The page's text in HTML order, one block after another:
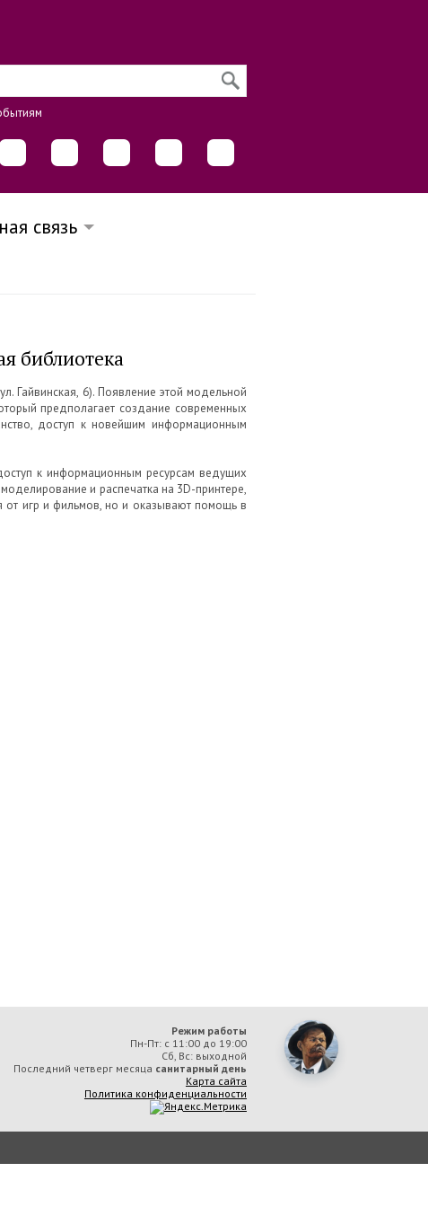
связь
библиотека
Гайвинская, 6). Появление этой модельной
предполагает создание современных
доступ к новейшим информационным
к информационным ресурсам ведущих
и распечатка на 3D-принтере,
от игр и фильмов, но и оказывают помощь в
Режим работы
Пн-Пт: с 11:00 до 19:00
Сб, Вс: выходной
Последний четверг месяца санитарный день
Карта сайта
Политика конфиденциальности
библиотека им. А. М. Горького» вы соглашаетесь с тем, что мы